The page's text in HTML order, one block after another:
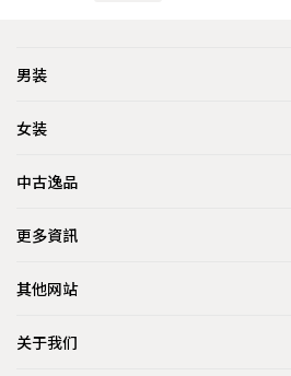
男装
女装
中古逸品
更多資訊
其他网站
关于我们